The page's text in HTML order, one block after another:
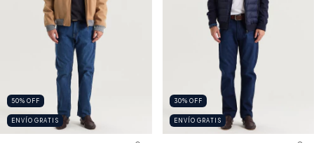
50% OFF
ENVÍO GRATIS
30% OFF
ENVÍO GRATIS